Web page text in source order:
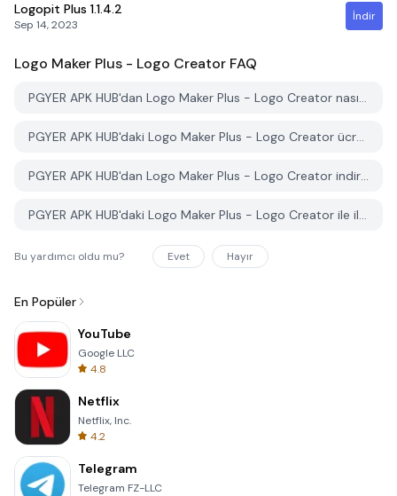
Logopit Plus 1.1.4.2
Sep 14, 2023
İndir
Logo Maker Plus - Logo Creator FAQ
PGYER APK HUB'dan Logo Maker Plus - Logo Creator nasıl indirilir?
PGYER APK HUB'daki Logo Maker Plus - Logo Creator ücretsiz mi indirilebilir?
PGYER APK HUB'dan Logo Maker Plus - Logo Creator indirmek için bir hesaba ihtiyacım var mı?
PGYER APK HUB'daki Logo Maker Plus - Logo Creator ile ilgili bir sorunu nasıl bildirebilirim?
Bu yardımcı oldu mu? Evet Hayır
En Popüler
YouTube
Google LLC
4.8
Netflix
Netflix, Inc.
4.2
Telegram
Telegram FZ-LLC